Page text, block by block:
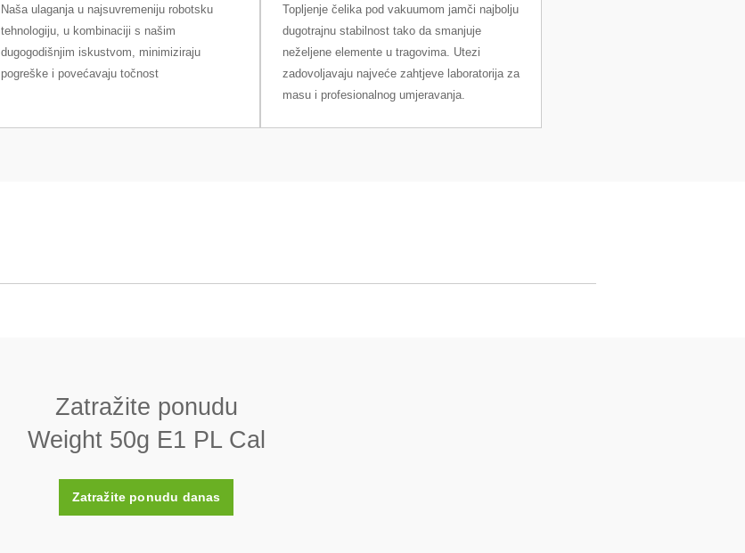
Naša ulaganja u najsuvremeniju robotsku
tehnologiju, u kombinaciji s našim
dugogodišnjim iskustvom, minimiziraju
pogreške i povećavaju točnost
Topljenje čelika pod vakuumom jamči najbolju
dugotrajnu stabilnost tako da smanjuje
neželjene elemente u tragovima. Utezi
zadovoljavaju najveće zahtjeve laboratorija za
masu i profesionalnog umjeravanja.
Plastično kućište (uključeno)
Zatražite ponudu
Weight 50g E1 PL Cal
Zatražite ponudu danas